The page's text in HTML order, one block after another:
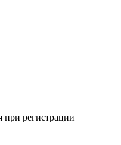
при регистрации